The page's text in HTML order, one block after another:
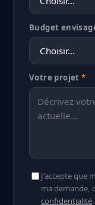
Budget
Votre projet*
J'accepte que
ma demande,
confidentialité.